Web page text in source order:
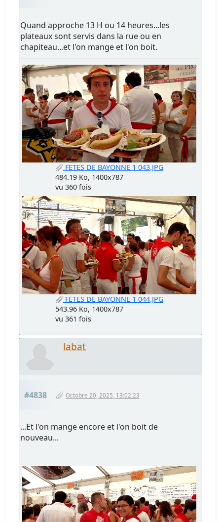
Quand approche 13 H ou 14 heures...les
plateaux sont servis dans la rue ou en
chapiteau...et l'on mange et l'on boit.
FETES DE BAYONNE 1 043.JPG
484.19 Ko, 1400x787
vu 360 fois
FETES DE BAYONNE 1 044.JPG
543.96 Ko, 1400x787
vu 361 fois
labat
#4838 Octobre 20, 2025, 13:02:23
...Et l'on mange encore et l'on boit de
nouveau...